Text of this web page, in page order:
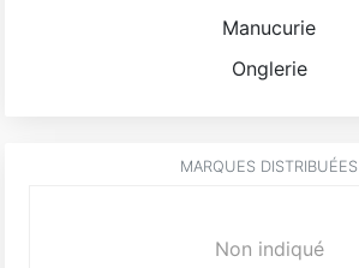
Manucurie
Onglerie
MARQUES DISTRIBUÉES
Non indiqué